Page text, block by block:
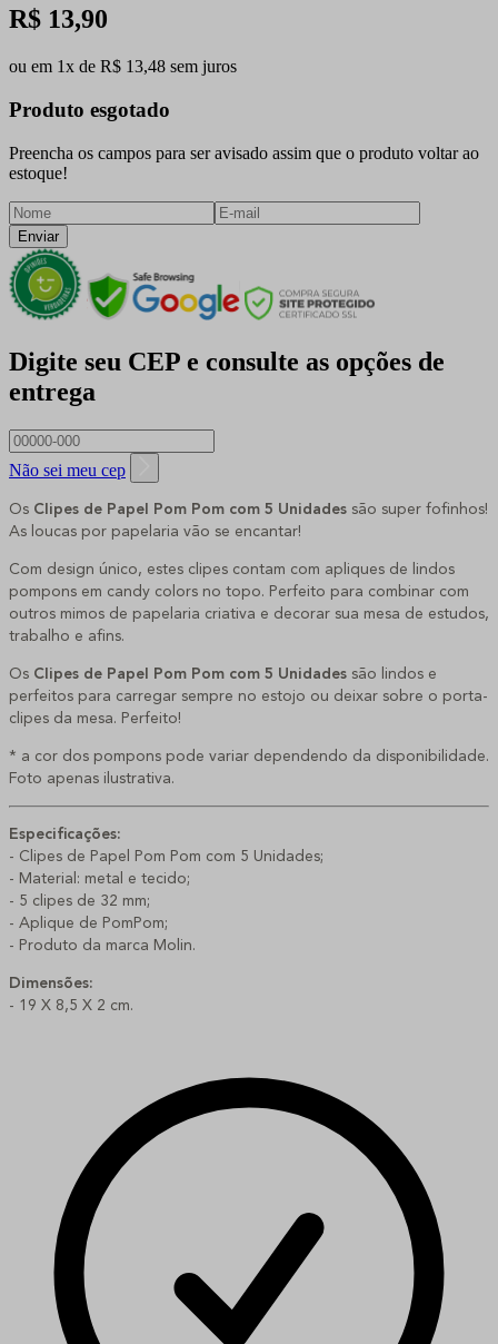
R$ 13,90
ou em 1x de R$ 13,48 sem juros
Produto esgotado
Preencha os campos para ser avisado assim que o produto voltar ao
estoque!
Enviar
Digite seu CEP e consulte as opções de
entrega
Não sei meu cep
Os Clipes de Papel Pom Pom com 5 Unidades são super fofinhos!
As loucas por papelaria vão se encantar!
Com design único, estes clipes contam com apliques de lindos
pompons em candy colors no topo. Perfeito para combinar com
outros mimos de papelaria criativa e decorar sua mesa de estudos,
trabalho e afins.
Os Clipes de Papel Pom Pom com 5 Unidades são lindos e
perfeitos para carregar sempre no estojo ou deixar sobre o porta-
clipes da mesa. Perfeito!
* a cor dos pompons pode variar dependendo da disponibilidade.
Foto apenas ilustrativa.
Especificações:
- Clipes de Papel Pom Pom com 5 Unidades;
- Material: metal e tecido;
- 5 clipes de 32 mm;
- Aplique de PomPom;
- Produto da marca Molin.
Dimensões:
- 19 X 8,5 X 2 cm.